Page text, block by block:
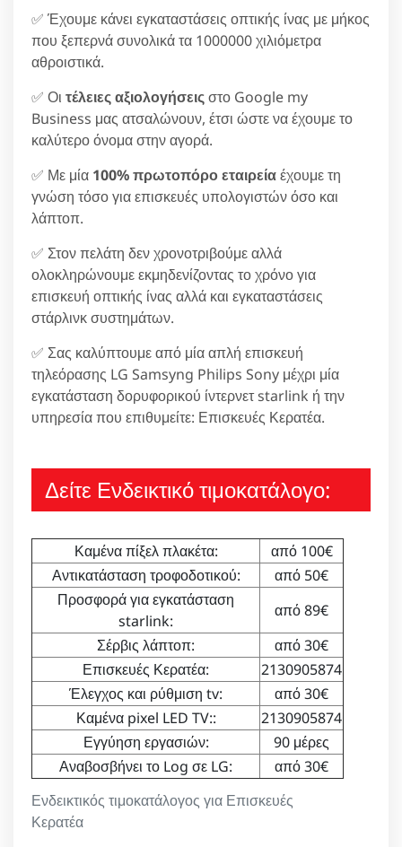
✅ Έχουμε κάνει εγκαταστάσεις οπτικής ίνας με μήκος
που ξεπερνά συνολικά τα 1000000 χιλιόμετρα
αθροιστικά.
✅ Οι τέλειες αξιολογήσειςστο Google my
Business μας ατσαλώνουν, έτσι ώστε να έχουμε το
καλύτερο όνομα στην αγορά.
✅ Με μία 100% πρωτοπόρο εταιρείαέχουμε τη
γνώση τόσο για επισκευές υπολογιστών όσο και
λάπτοπ.
✅ Στον πελάτη δεν χρονοτριβούμε αλλά
ολοκληρώνουμε εκμηδενίζοντας το χρόνο για
επισκευή οπτικής ίνας αλλά και εγκαταστάσεις
στάρλινκ συστημάτων.
✅ Σας καλύπτουμε από μία απλή επισκευή
τηλεόρασης LG Samsyng Philips Sony μέχρι μία
εγκατάσταση δορυφορικού ίντερνετ starlink ή την
υπηρεσία που επιθυμείτε: Επισκευές Κερατέα.
Δείτε Ενδεικτικό τιμοκατάλογο:
Ενδεικτικός τιμοκατάλογος για Επισκευές
Κερατέα
Καμένα πίξελ πλακέτα:
από 100€
Αντικατάσταση τροφοδοτικού:
από 50€
Προσφορά για εγκατάσταση
starlink:
από 89€
Σέρβις λάπτοπ:
από 30€
Επισκευές Κερατέα:
2130905874
Έλεγχος και ρύθμιση tv:
από 30€
Καμένα pixel LED TV::
2130905874
Εγγύηση εργασιών:
90 μέρες
Αναβοσβήνει το Log σε LG:
από 30€